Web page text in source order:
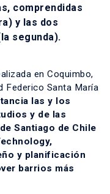
comprendidas
y las dos
segunda).
en Coquimbo,
Federico Santa María
las y los
y de las
Santiago de Chile
y planificación
barrios más